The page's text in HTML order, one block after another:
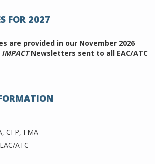
FOR 2027
are provided in our November 2026
IMPACTNewsletters sent to all EAC/ATC
CFP, FMA
ATC